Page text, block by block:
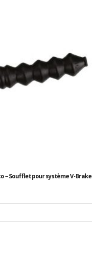
– Soufflet pour système V-Brake